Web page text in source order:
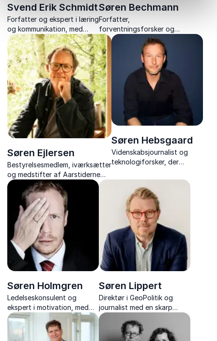
Svend Erik Schmidt
Forfatter og ekspert i læring
og kommunikation, med
fokus på
motivationspædagogik og
praksisnær undervisning.
Søren Bechmann
Forfatter,
forventningsforsker og
foredragsholder viser
hvordan forventninger
styrker relationer, trivsel og
handlekraft.
Søren Ejlersen
Bestyrelsesmedlem, iværksætter
og medstifter af Aarstiderne
med bæredygtige visioner og
fokus på klima, fællesskab og
samfund
Søren Hebsgaard
Videnskabsjournalist og
teknologiforsker, der
med humor og indsigt i
vores digitale liv og vaner.
Søren Holmgren
Ledelseskonsulent og
ekspert i motivation, med
foredrag der inkluderer
humor og indsigt om
motivation, ledelse og
Søren Lippert
Direktør i GeoPolitik og
journalist med en skarp
stemme i debatten om
demokratiets fremtid.